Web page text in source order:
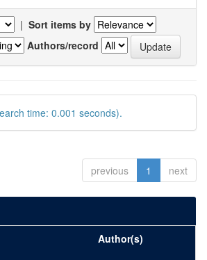
| Sort items by
Authors/record
time: 0.001 seconds).
previous 1 next
Author(s)